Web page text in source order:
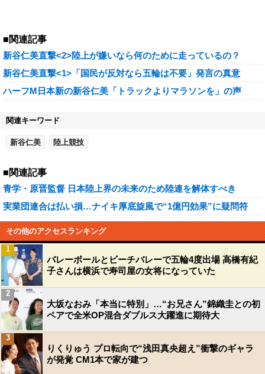
■関連記事
新谷仁美直撃<2>陸上が嫌いなら何のために走っているの？
新谷仁美直撃<1>「国民が反対なら五輪は不要」発言の真意
ハーフM日本新の新谷仁美「トラックよりマラソンを」の声
関連キーワード
新谷仁美 陸上競技
■関連記事
青学・原晋監督 日本陸上界の未来のため陸連を解体すべき
実業団連合は払い損…ナイキ厚底旋風で“1億円効果”に疑問符
その他のアクセスランキング
バレーボールとビーチバレーで五輪4度出場 高橋有紀
子さんは横浜で寿司屋の女将になっていた
1
大坂なおみ「本当に特別」…“お兄さん”錦織圭との初
ペアで全米OP混合ダブルス大躍進に期待大
2
りくりゅう プロ転向で“浅田真央超え”衝撃のギャラ
が発覚 CM1本で家が建つ
3